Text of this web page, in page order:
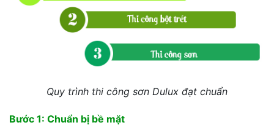
Quy trình thi công sơn Dulux đạt chuẩn
Bước 1: Chuẩn bị bề mặt